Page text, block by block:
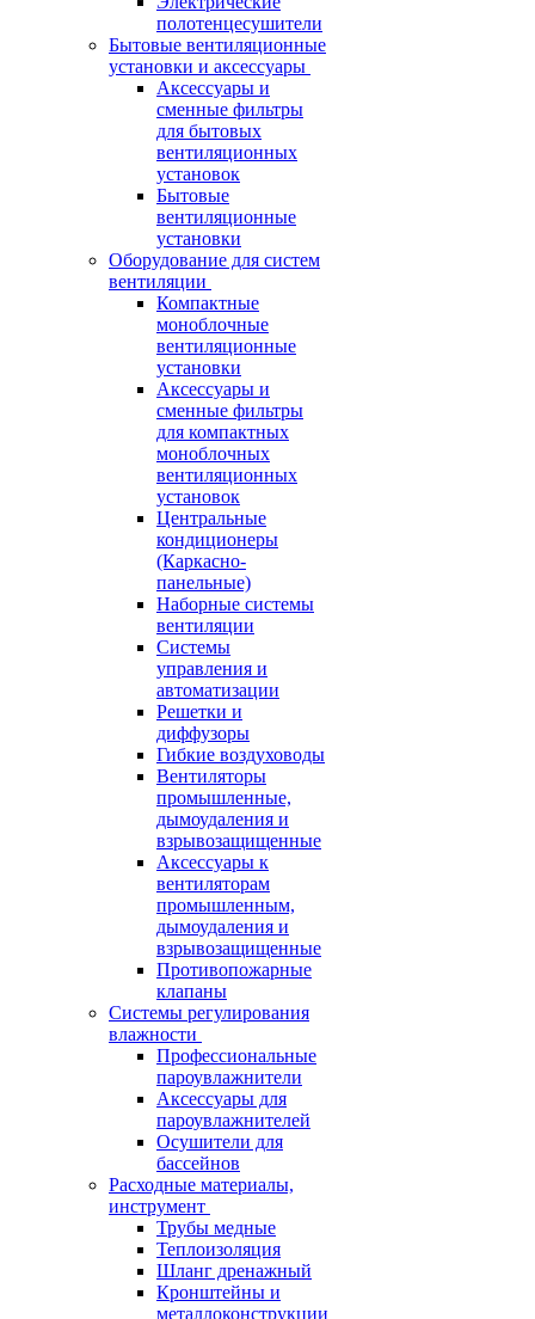
полотенцесушители
Бытовые вентиляционные
установки и аксессуары
Аксессуары и
сменные фильтры
для бытовых
вентиляционных
установок
Бытовые
вентиляционные
установки
Оборудование для систем
вентиляции
Компактные
моноблочные
вентиляционные
установки
Аксессуары и
сменные фильтры
для компактных
моноблочных
вентиляционных
установок
Центральные
кондиционеры
(Каркасно-
панельные)
Наборные системы
вентиляции
Системы
управления и
автоматизации
Решетки и
диффузоры
Гибкие воздуховоды
Вентиляторы
промышленные,
дымоудаления и
взрывозащищенные
Аксессуары к
вентиляторам
промышленным,
дымоудаления и
взрывозащищенные
Противопожарные
клапаны
Системы регулирования
влажности
Профессиональные
пароувлажнители
Аксессуары для
пароувлажнителей
Осушители для
бассейнов
Расходные материалы,
инструмент
Трубы медные
Теплоизоляция
Шланг дренажный
Кронштейны и
металлоконструкции